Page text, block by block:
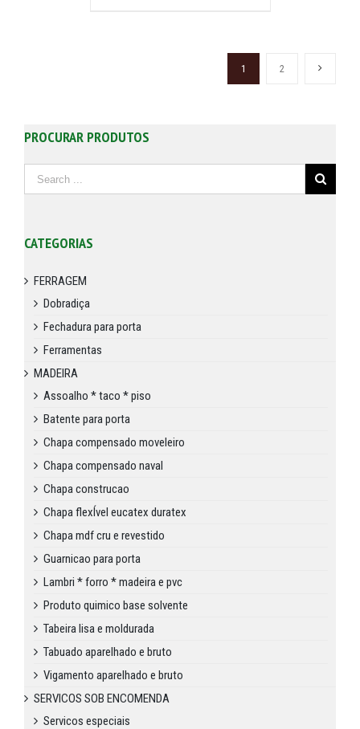
1 2
PROCURAR PRODUTOS
CATEGORIAS
FERRAGEM
Dobradiça
Fechadura para porta
Ferramentas
MADEIRA
Assoalho * taco * piso
Batente para porta
Chapa compensado moveleiro
Chapa compensado naval
Chapa construcao
Chapa flexÍvel eucatex duratex
Chapa mdf cru e revestido
Guarnicao para porta
Lambri * forro * madeira e pvc
Produto quimico base solvente
Tabeira lisa e moldurada
Tabuado aparelhado e bruto
Vigamento aparelhado e bruto
SERVICOS SOB ENCOMENDA
Servicos especiais